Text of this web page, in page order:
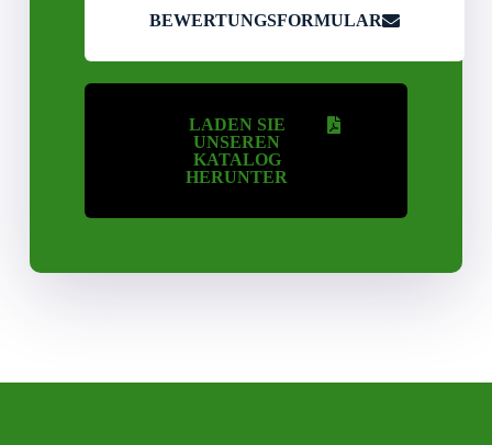
BEWERTUNGSFORMULAR
LADEN SIE
UNSEREN
KATALOG
HERUNTER